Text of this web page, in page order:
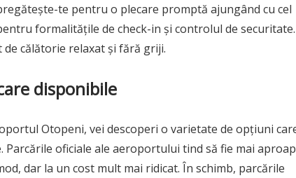
te pentru o plecare promptă ajungând cu cel
formalitățile de check-in și controlul de securitate.
călătorie relaxat și fără griji.
disponibile
Otopeni, vei descoperi o varietate de opțiuni
oficiale ale aeroportului tind să fie mai
dar la un cost mult mai ridicat. În schimb, parcările